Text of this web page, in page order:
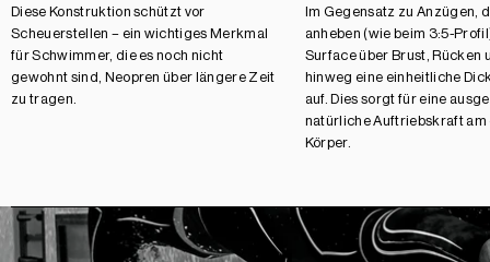
Diese Konstruktion schützt vor
Scheuerstellen – ein wichtiges Merkmal
für Schwimmer, die es noch nicht
gewohnt sind, Neopren über längere Zeit
zu tragen.
Im Gegensatz zu Anzügen,
anheben (wie beim 3:5-
Surface über Brust, Rücken
hinweg eine einheitliche
auf. Dies sorgt für eine
natürliche Auftriebskraft am
Körper.